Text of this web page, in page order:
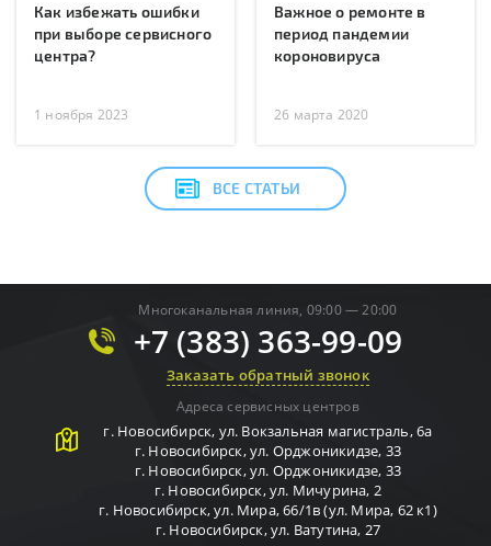
Как избежать ошибки
при выборе сервисного
центра?
1 ноября 2023
Важное о ремонте в
период пандемии
короновируса
26 марта 2020
ВСЕ СТАТЬИ
Многоканальная линия, 09:00 — 20:00
+7 (383) 363-99-09
Заказать обратный звонок
Адреса сервисных центров
г. Новосибирск, ул. Вокзальная магистраль, 6а
г. Новосибирск,ул. Орджоникидзе, 33
г. Новосибирск,ул. Орджоникидзе, 33
г. Новосибирск,ул. Мичурина, 2
г. Новосибирск,ул. Мира, 66/1в (ул. Мира, 62 к1)
г. Новосибирск,ул. Ватутина, 27